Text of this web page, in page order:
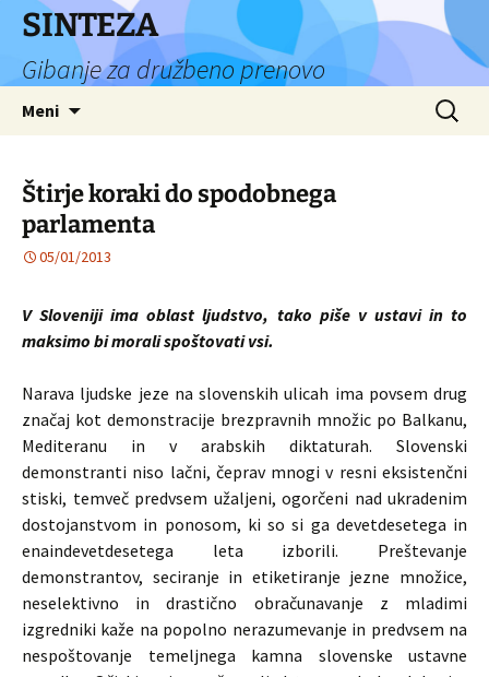
Preskoči
vsebino
SINTEZA
Gibanje za družbeno prenovo
Meni Išči:
Štirje koraki do spodobnega
parlamenta
05/01/2013
V Sloveniji ima oblast ljudstvo, tako piše v ustavi in to
maksimo bi morali spoštovati vsi.
Narava ljudske jeze na slovenskih ulicah ima povsem drug
značaj kot demonstracije brezpravnih množic po Balkanu,
Mediteranu in v arabskih diktaturah. Slovenski
demonstranti niso lačni, čeprav mnogi v resni eksistenčni
stiski, temveč predvsem užaljeni, ogorčeni nad ukradenim
dostojanstvom in ponosom, ki so si ga devetdesetega in
enaindevetdesetega leta izborili. Preštevanje
demonstrantov, seciranje in etiketiranje jezne množice,
neselektivno in drastično obračunavanje z mladimi
izgredniki kaže na popolno nerazumevanje in predvsem na
nespoštovanje temeljnega kamna slovenske ustavne